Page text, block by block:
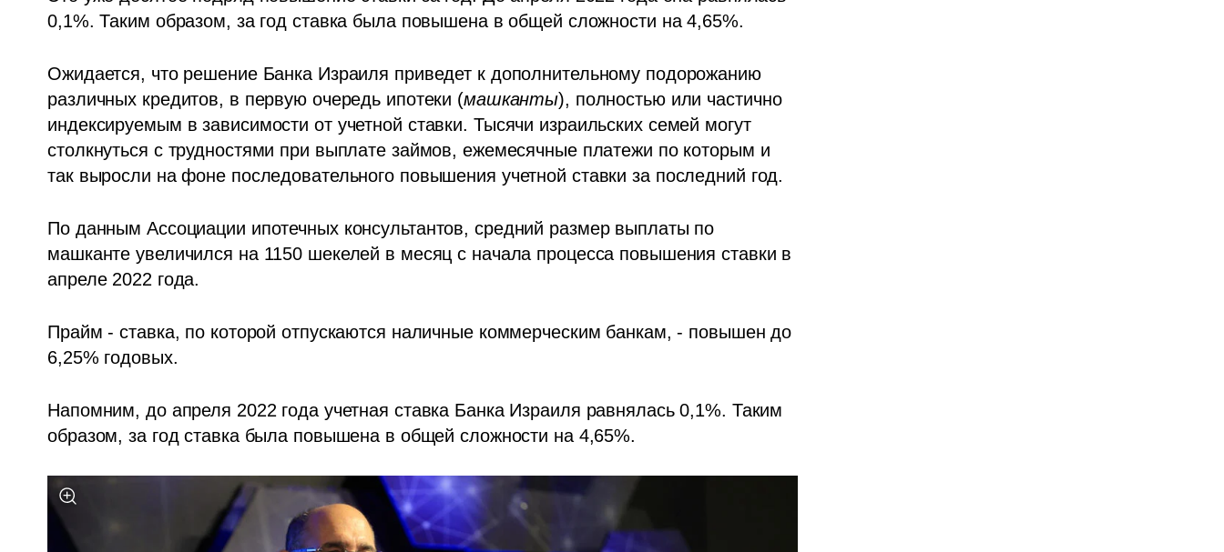
0,1%. Таким образом, за год ставка была повышена в общей сложности на 4,65%.
Ожидается, что решение Банка Израиля приведет к дополнительному подорожанию
различных кредитов, в первую очередь ипотеки (машканты), полностью или частично
индексируемым в зависимости от учетной ставки. Тысячи израильских семей могут
столкнуться с трудностями при выплате займов, ежемесячные платежи по которым и
так выросли на фоне последовательного повышения учетной ставки за последний год.
По данным Ассоциации ипотечных консультантов, средний размер выплаты по
машканте увеличился на 1150 шекелей в месяц с начала процесса повышения ставки в
апреле 2022 года.
Прайм - ставка, по которой отпускаются наличные коммерческим банкам, - повышен до
6,25% годовых.
Напомним, до апреля 2022 года учетная ставка Банка Израиля равнялась 0,1%. Таким
образом, за год ставка была повышена в общей сложности на 4,65%.